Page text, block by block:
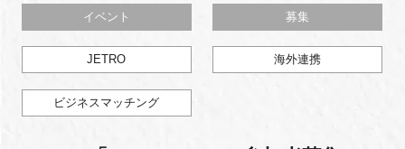
特別会員専用メニュー
イベント 募集
JETRO 海外連携
ビジネスマッチング